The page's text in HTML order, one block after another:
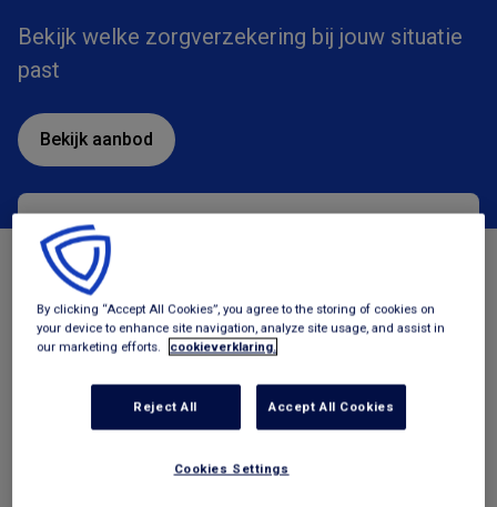
Bekijk welke zorgverzekering bij jouw situatie
past
Bekijk aanbod
Zorgverzekeringen
Tegemoetkomingen
By clicking “Accept All Cookies”, you agree to the storing of cookies on
your device to enhance site navigation, analyze site usage, and assist in
our marketing efforts.
cookieverklaring.
Reject All Accept All Cookies
Cookies Settings